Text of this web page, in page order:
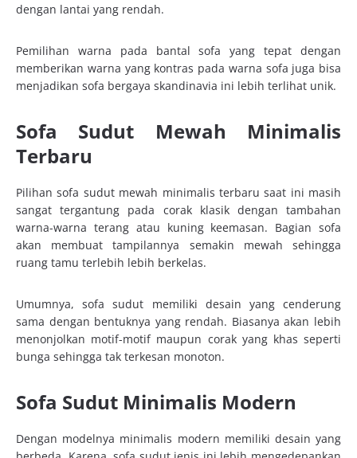
dengan lantai yang rendah.
Pemilihan warna pada bantal sofa yang tepat dengan
memberikan warna yang kontras pada warna sofa juga bisa
menjadikan sofa bergaya skandinavia ini lebih terlihat unik.
Sofa Sudut Mewah Minimalis
Terbaru
Pilihan sofa sudut mewah minimalis terbaru saat ini masih
sangat tergantung pada corak klasik dengan tambahan
warna-warna terang atau kuning keemasan. Bagian sofa
akan membuat tampilannya semakin mewah sehingga
ruang tamu terlebih lebih berkelas.
Umumnya, sofa sudut memiliki desain yang cenderung
sama dengan bentuknya yang rendah. Biasanya akan lebih
menonjolkan motif-motif maupun corak yang khas seperti
bunga sehingga tak terkesan monoton.
Sofa Sudut Minimalis Modern
Dengan modelnya minimalis modern memiliki desain yang